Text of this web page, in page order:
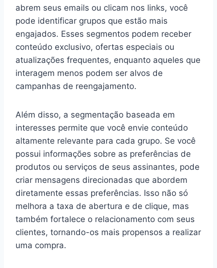
abrem seus emails ou clicam nos links, você
pode identificar grupos que estão mais
engajados. Esses segmentos podem receber
conteúdo exclusivo, ofertas especiais ou
atualizações frequentes, enquanto aqueles que
interagem menos podem ser alvos de
campanhas de reengajamento.
Além disso, a segmentação baseada em
interesses permite que você envie conteúdo
altamente relevante para cada grupo. Se você
possui informações sobre as preferências de
produtos ou serviços de seus assinantes, pode
criar mensagens direcionadas que abordem
diretamente essas preferências. Isso não só
melhora a taxa de abertura e de clique, mas
também fortalece o relacionamento com seus
clientes, tornando-os mais propensos a realizar
uma compra.